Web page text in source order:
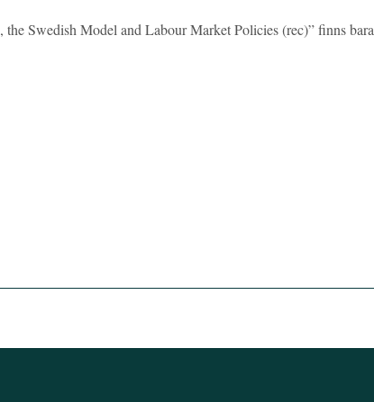
Swedish Model and Labour Market Policies (rec)” finns bara